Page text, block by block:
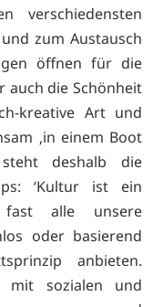
verschiedensten
zum Austausch
öffnen für die
auch die Schönheit
kreative Art und
‚in einem Boot
deshalb die
‘Kultur ist ein
fast alle unsere
oder basierend
anbieten.
mit sozialen und